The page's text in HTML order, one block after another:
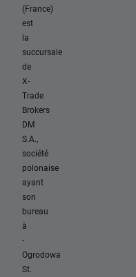
(France)
est
la
succursale
de
X-
Trade
Brokers
DM
S.A.,
société
polonaise
ayant
son
bureau
à
-
Ogrodowa
St.